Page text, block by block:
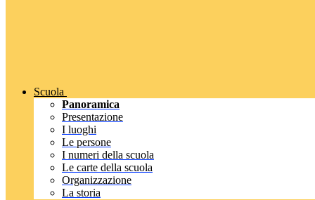
Scuola
Panoramica
Presentazione
I luoghi
Le persone
I numeri della scuola
Le carte della scuola
Organizzazione
La storia